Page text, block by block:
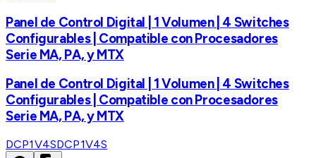
Panel de Control Digital | 1 Volumen | 4 Switches
Configurables | Compatible con Procesadores
Serie MA, PA, y MTX
Panel de Control Digital | 1 Volumen | 4 Switches
Configurables | Compatible con Procesadores
Serie MA, PA, y MTX
DCP1V4SDCP1V4S